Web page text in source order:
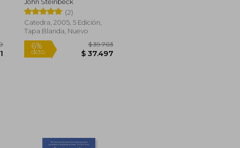
John Steinbeck
(2)
Catedra, 2005, 5 Edición,
Tapa Blanda, Nuevo